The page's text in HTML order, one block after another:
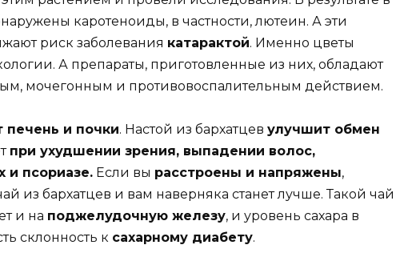
каротеноиды, в частности, лютеин. А эти
риск заболевания катарактой. Именно цветы
А препараты, приготовленные из них, обладают
мочегонным и противовоспалительным действием.
печень и почки. Настой из бархатцев улучшит обмен
при ухудшении зрения, выпадении волос,
и псориазе. Если вы расстроены и напряжены,
из бархатцев и вам наверняка станет лучше. Такой чай
и на поджелудочную железу, и уровень сахара в
склонность к сахарному диабету.